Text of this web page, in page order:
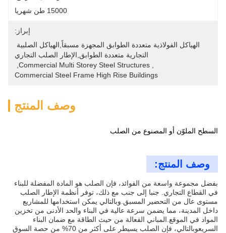
15000 طن شهريا
إبراز:
التجارية متعددة الطوابق,الإطار الصلب التجاري
Commercial Multi Storey Steel Structures
Commercial Steel Frame High Rise Buildings
وصف المنتج
السطح الملوّن أو المصنوع من الصلب
وصف المنتج:
بفضل مجموعة واسعة من الفوائد، فإن الصلب هو المادة المفضلة للبناء
في القطاع التجاري. جنبا إلى جنب مع ذلك، توفر أنظمة الإطار الصلب
مستوى عال من التحضير المسبق.وبالتالي يمكن استخدامها للمشاريع
داخل المدينة، مما يضمن سرعة عالية في البناء والحد الأدنى من تخزين
المواد في الموقع.المباني الفعالة من حيث الطاقة مع ضمان البناء
السريعوبالتالي، فإن الصلب يسيطر على أكثر من 70% من حصة السوق